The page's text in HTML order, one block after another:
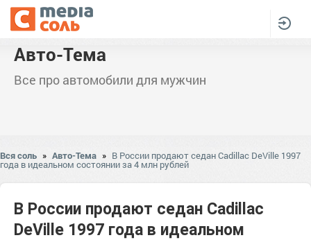
Авто-Тема
Все про автомобили для мужчин
Вся соль » Авто-Тема » В России продают седан Cadillac DeVille 1997
года в идеальном состоянии за 4 млн рублей
В России продают седан Cadillac
DeVille 1997 года в идеальном